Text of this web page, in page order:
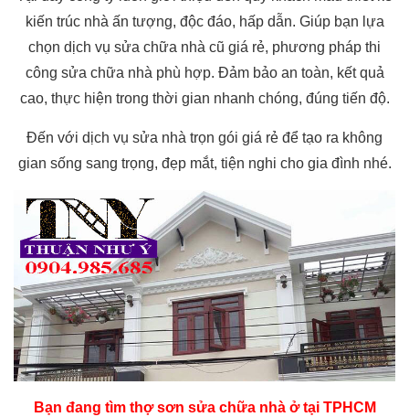
kiến trúc nhà ấn tượng, độc đáo, hấp dẫn. Giúp bạn lựa
chọn dịch vụ sửa chữa nhà cũ giá rẻ, phương pháp thi
công sửa chữa nhà phù hợp. Đảm bảo an toàn, kết quả
cao, thực hiện trong thời gian nhanh chóng, đúng tiến độ.
Đến với dịch vụ sửa nhà trọn gói giá rẻ để tạo ra không
gian sống sang trọng, đẹp mắt, tiện nghi cho gia đình nhé.
Bạn đang tìm thợ sơn sửa chữa nhà ở tại TPHCM